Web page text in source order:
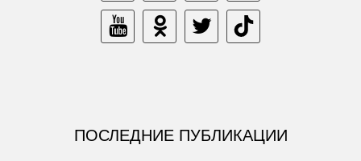
ПОСЛЕДНИЕ ПУБЛИКАЦИИ